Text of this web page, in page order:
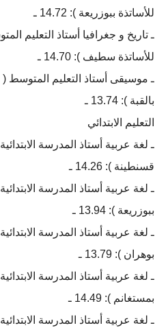
للأساتذة ببوزريعة ): 14.72 ـ
ـ تاريخ و جغرافيا أستاذ التعليم
للأساتذة سطيف ): 14.70 ـ
ـ موسيقى أستاذ التعليم المتوسط (
بالقبة ): 13.74 ـ
التعليم الابتدائي
ـ لغة عربية أستاذ المدرسة
قسنطينة ): 14.26 ـ
ـ لغة عربية أستاذ المدرسة
ببوزريعة ): 13.94 ـ
ـ لغة عربية أستاذ المدرسة
بوهران ): 13.79 ـ
ـ لغة عربية أستاذ المدرسة
بمستغانم ): 14.49 ـ
ـ لغة عربية أستاذ المدرسة